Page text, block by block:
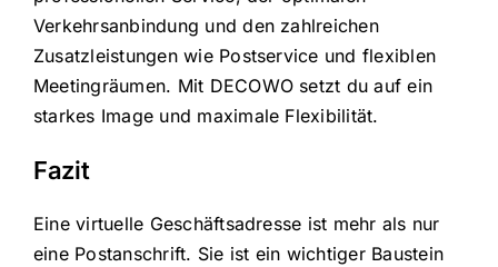
Verkehrsanbindung und den zahlreichen
Zusatzleistungen wie Postservice und flexiblen
Meetingräumen. Mit DECOWO setzt du auf ein
starkes Image und maximale Flexibilität.
Fazit
Eine virtuelle Geschäftsadresse ist mehr als nur
eine Postanschrift. Sie ist ein wichtiger Baustein